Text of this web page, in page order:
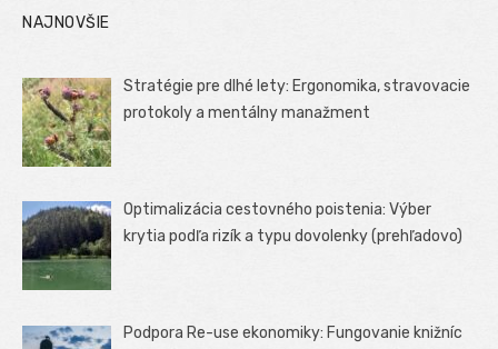
NAJNOVŠIE
Stratégie pre dlhé lety: Ergonomika, stravovacie
protokoly a mentálny manažment
Optimalizácia cestovného poistenia: Výber
krytia podľa rizík a typu dovolenky (prehľadovo)
Podpora Re-use ekonomiky: Fungovanie knižníc